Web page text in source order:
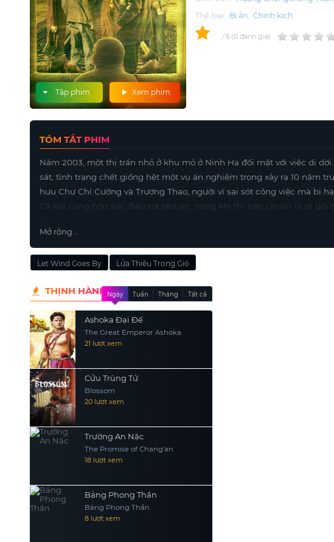
Xem phim
Tập phim
Thể loại: Bí ẩn, Chính kịch
/ 5 0 đánh giá
TÓM TẮT PHIM
Năm 2003, một thị trấn nhỏ ở khu mỏ ở Ninh Hạ đối mặt với việc di
sát, tình trạng chết giống hệt một vụ án nghiêm trọng xảy ra 10 năm
hưu Chư Chí Cường và Trương Thao, người vì sai sót công việc mà bị
Cả hai cùng hợp sức điều tra phá án, trong khi thị trấn chuẩn bị di
Mở rộng...
Let Wind Goes By Lửa Thiêu Trong Gió
THỊNH HÀNH Ngày Tuần Tháng Tất cả
Ashoka Đại Đế
The Great Emperor Ashoka
21 lượt xem
Cửu Trùng Tử
Blossom
20 lượt xem
Trường An Nặc
The Promise of Chang’an
18 lượt xem
Bảng Phong Thần
Bảng Phong Thần
8 lượt xem